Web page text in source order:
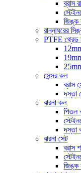
ব্রাস
জিঙ্ক
রান্নাঘরের
PTFE থ্রেড
সেন্সর কল
ব্রাস
দস্তা
ঝরনা কল
পিতল
দস্তা
ঝরনা সেট
ব্রাস
জিঙ্ক